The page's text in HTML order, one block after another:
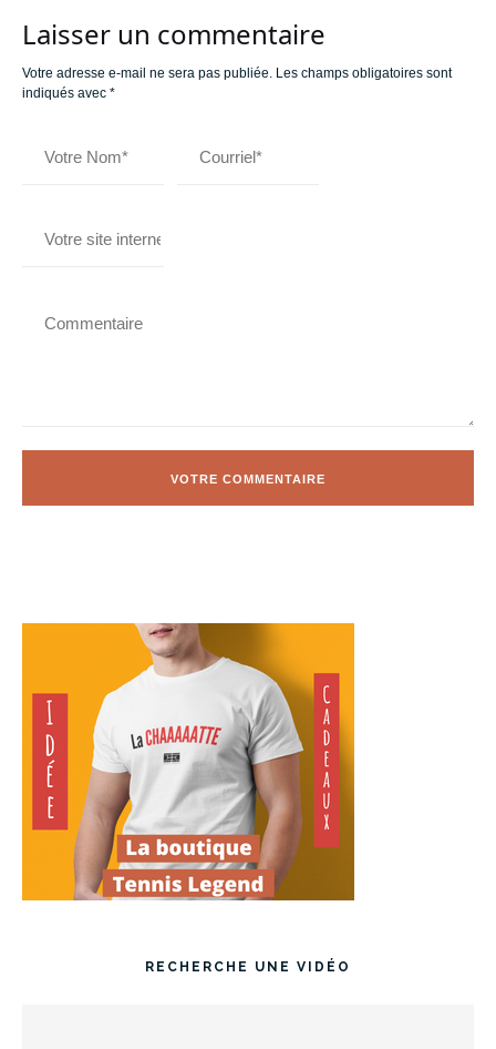
Laisser un commentaire
Votre adresse e-mail ne sera pas publiée. Les champs obligatoires sont
indiqués avec *
RECHERCHE UNE VIDÉO